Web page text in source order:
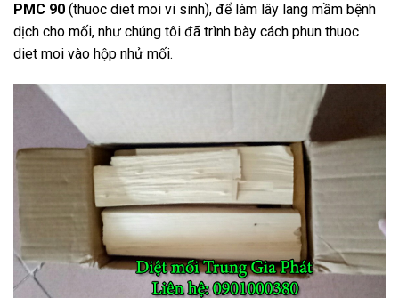
PMC 90 (thuoc diet moi vi sinh), để làm lây lang mầm bệnh
dịch cho mối, như chúng tôi đã trình bày cách phun thuoc
diet moi vào hộp nhử mối.